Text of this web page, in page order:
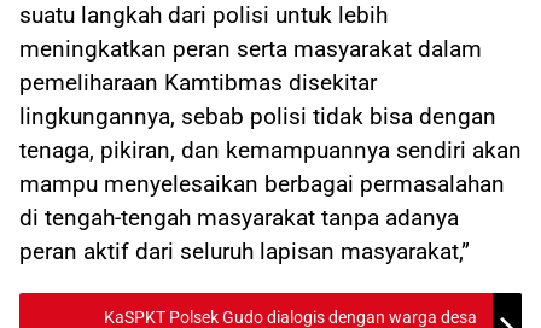
suatu langkah dari polisi untuk lebih
meningkatkan peran serta masyarakat dalam
pemeliharaan Kamtibmas disekitar
lingkungannya, sebab polisi tidak bisa dengan
tenaga, pikiran, dan kemampuannya sendiri akan
mampu menyelesaikan berbagai permasalahan
di tengah-tengah masyarakat tanpa adanya
peran aktif dari seluruh lapisan masyarakat,”
KaSPKT Polsek Gudo dialogis dengan warga desa